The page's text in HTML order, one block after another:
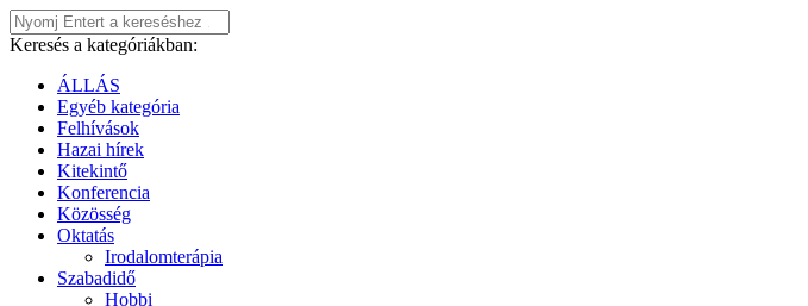
Keresés a kategóriákban:
ÁLLÁS
Egyéb kategória
Felhívások
Hazai hírek
Kitekintő
Konferencia
Közösség
Oktatás
Irodalomterápia
Szabadidő
Hobbi